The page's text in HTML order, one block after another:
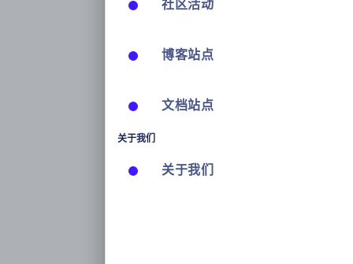
社区活动
博客站点
文档站点
关于我们
关于我们